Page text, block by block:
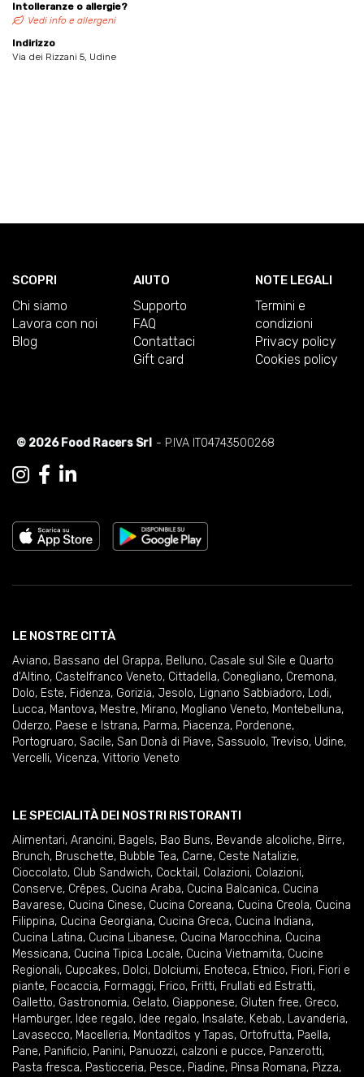
Intolleranze o allergie?
Vedi info e allergeni
Indirizzo
Via dei Rizzani 5, Udine
SCOPRI
Chi siamo
Lavora con noi
Blog
AIUTO
Supporto
FAQ
Contattaci
Gift card
NOTE LEGALI
Termini e
condizioni
Privacy policy
Cookies policy
© 2026 Food Racers Srl - P.IVA IT04743500268
LE NOSTRE CITTÀ
Aviano, Bassano del Grappa, Belluno, Casale sul Sile e Quarto
d'Altino, Castelfranco Veneto, Cittadella, Conegliano, Cremona,
Dolo, Este, Fidenza, Gorizia, Jesolo, Lignano Sabbiadoro, Lodi,
Lucca, Mantova, Mestre, Mirano, Mogliano Veneto, Montebelluna,
Oderzo, Paese e Istrana, Parma, Piacenza, Pordenone,
Portogruaro, Sacile, San Donà di Piave, Sassuolo, Treviso, Udine,
Vercelli, Vicenza, Vittorio Veneto
LE SPECIALITÀ DEI NOSTRI RISTORANTI
Alimentari, Arancini, Bagels, Bao Buns, Bevande alcoliche, Birre,
Brunch, Bruschette, Bubble Tea, Carne, Ceste Natalizie,
Cioccolato, Club Sandwich, Cocktail , Colazioni, Colazioni,
Conserve, Crêpes, Cucina Araba, Cucina Balcanica, Cucina
Bavarese, Cucina Cinese, Cucina Coreana, Cucina Creola, Cucina
Filippina, Cucina Georgiana, Cucina Greca, Cucina Indiana,
Cucina Latina, Cucina Libanese, Cucina Marocchina, Cucina
Messicana, Cucina Tipica Locale, Cucina Vietnamita, Cucine
Regionali, Cupcakes, Dolci, Dolciumi, Enoteca, Etnico, Fiori, Fiori e
piante, Focaccia, Formaggi, Frico, Fritti, Frullati ed Estratti,
Galletto, Gastronomia, Gelato, Giapponese, Gluten free, Greco,
Hamburger, Idee regalo, Idee regalo, Insalate, Kebab, Lavanderia,
Lavasecco, Macelleria, Montaditos y Tapas, Ortofrutta, Paella,
Pane, Panificio, Panini, Panuozzi, calzoni e pucce, Panzerotti,
Pasta fresca, Pasticceria, Pesce, Piadine, Pinsa Romana, Pizza,